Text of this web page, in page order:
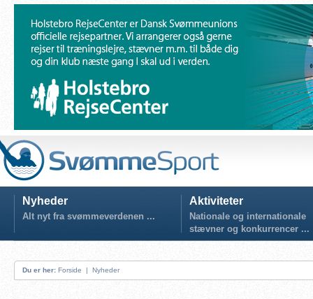
Nyheder
Alt nyt fra svømmeverdenen ...
Aktiviteter
Nationale og internationale
stævner og konkurrencer ...
Du er her: Forside | Nyheder